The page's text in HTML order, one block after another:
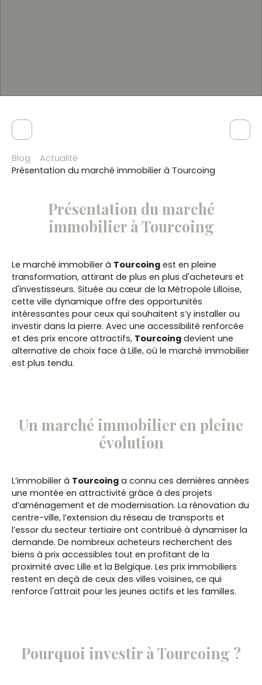
Blog
Actualité
Présentation du marché immobilier à Tourcoing
Présentation du marché
immobilier à Tourcoing
Le marché immobilier à Tourcoing est en pleine
transformation, attirant de plus en plus d'acheteurs et
d'investisseurs. Située au cœur de la Métropole Lilloise,
cette ville dynamique offre des opportunités
intéressantes pour ceux qui souhaitent s’y installer ou
investir dans la pierre. Avec une accessibilité renforcée
et des prix encore attractifs, Tourcoing devient une
alternative de choix face à Lille, où le marché immobilier
est plus tendu.
Un marché immobilier en pleine
évolution
L’immobilier à Tourcoing a connu ces dernières années
une montée en attractivité grâce à des projets
d’aménagement et de modernisation. La rénovation du
centre-ville, l’extension du réseau de transports et
l’essor du secteur tertiaire ont contribué à dynamiser la
demande. De nombreux acheteurs recherchent des
biens à prix accessibles tout en profitant de la
proximité avec Lille et la Belgique. Les prix immobiliers
restent en deçà de ceux des villes voisines, ce qui
renforce l'attrait pour les jeunes actifs et les familles.
Pourquoi investir à Tourcoing ?